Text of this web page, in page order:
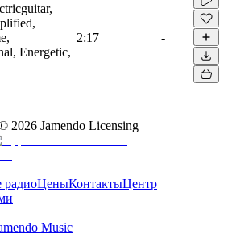
Energetic,
2:17 -
2026 Jamendo Licensing
радиоЦеныКонтактыЦентр
Music